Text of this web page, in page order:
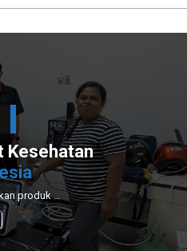
Kesehatan
PT Modern Jaya Farma menghadirkan produk medis unggulan dengan layanan instalasi dan perawatan profesional untuk mendukung sektor kesehatan nasional.